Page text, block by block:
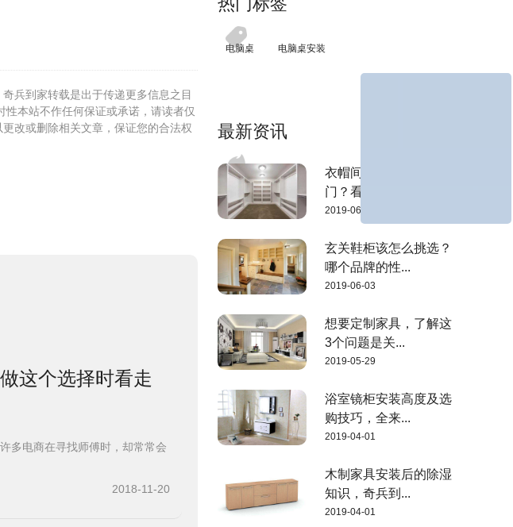
兵到家转载是出于传递更多信息之目
本站不作任何保证或承诺，请读者仅
改或删除相关文章，保证您的合法权
这个选择时看走
多电商在寻找师傅时，却常常会
2018-11-20
电脑桌 电脑桌安装
最新资讯
衣帽间要不要安装柜
门？看完这3点...
2019-06-03
玄关鞋柜该怎么挑选？
哪个品牌的性...
2019-06-03
想要定制家具，了解这
3个问题是关...
2019-05-29
浴室镜柜安装高度及选
购技巧，全来...
2019-04-01
木制家具安装后的除湿
知识，奇兵到...
2019-04-01